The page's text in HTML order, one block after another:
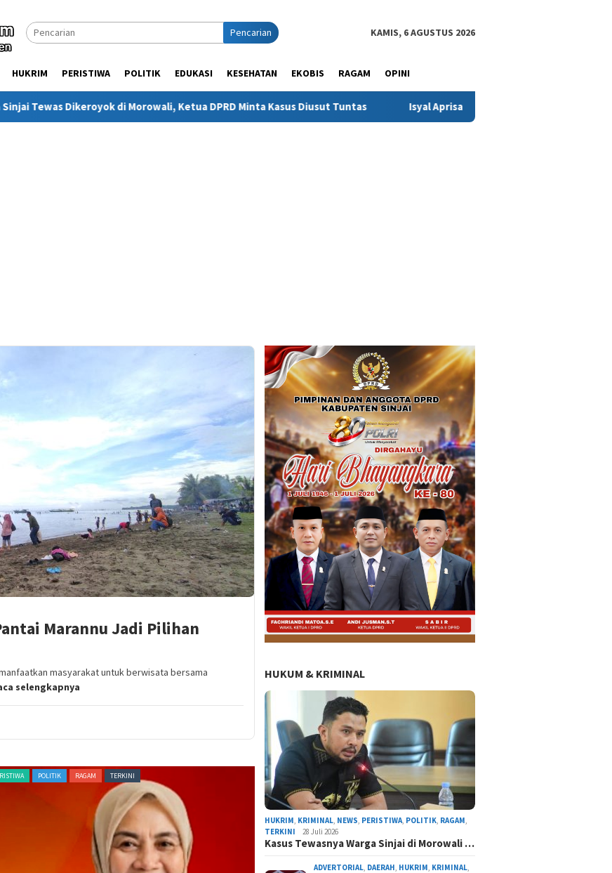
Pencarian KAMIS, 6 AGUSTUS 2026
HUKRIM PERISTIWA POLITIK EDUKASI KESEHATAN EKOBIS RAGAM OPINI
di Morowali, Ketua DPRD Minta Kasus Diusut Tuntas Isyal Aprisal Pemuda Sinjai Soroti Dugaan Main Hakim
Marannu Jadi Pilihan
masyarakat untuk berwisata bersama
selengkapnya
POLITIK RAGAM TERKINI NEWS
HUKUM & KRIMINAL
HUKRIM, KRIMINAL, NEWS, PERISTIWA, POLITIK, RAGAM,
TERKINI
28 Juli 2026
Kasus Tewasnya Warga Sinjai di Morowali …
ADVERTORIAL, DAERAH, HUKRIM, KRIMINAL,